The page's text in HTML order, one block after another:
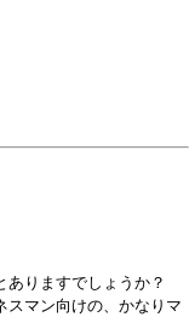
りますでしょうか？
スマン向けの、かなりマ